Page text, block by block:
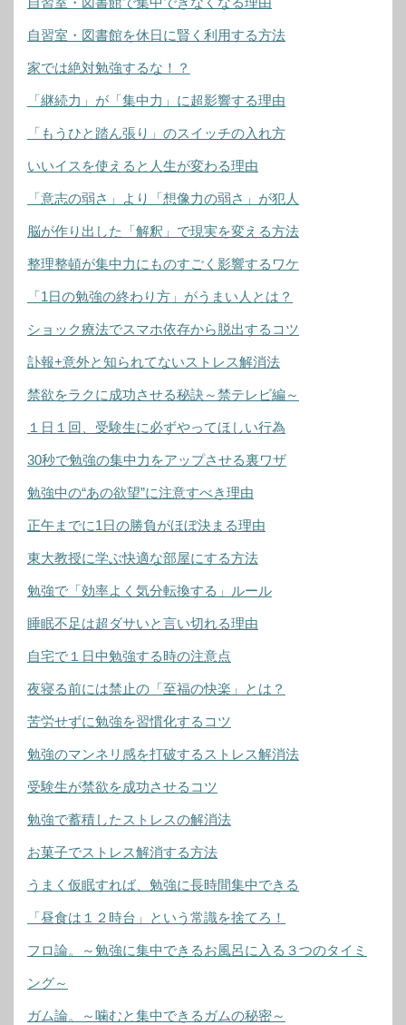
自習室・図書館を休日に賢く利用する方法
家では絶対勉強するな！？
「継続力」が「集中力」に超影響する理由
「もうひと踏ん張り」のスイッチの入れ方
いいイスを使えると人生が変わる理由
「意志の弱さ」より「想像力の弱さ」が犯人
脳が作り出した「解釈」で現実を変える方法
整理整頓が集中力にものすごく影響するワケ
「1日の勉強の終わり方」がうまい人とは？
ショック療法でスマホ依存から脱出するコツ
訃報+意外と知られてないストレス解消法
禁欲をラクに成功させる秘訣～禁テレビ編～
１日１回、受験生に必ずやってほしい行為
30秒で勉強の集中力をアップさせる裏ワザ
勉強中の“あの欲望”に注意すべき理由
正午までに1日の勝負がほぼ決まる理由
東大教授に学ぶ快適な部屋にする方法
勉強で「効率よく気分転換する」ルール
睡眠不足は超ダサいと言い切れる理由
自宅で１日中勉強する時の注意点
夜寝る前には禁止の「至福の快楽」とは？
苦労せずに勉強を習慣化するコツ
勉強のマンネリ感を打破するストレス解消法
受験生が禁欲を成功させるコツ
勉強で蓄積したストレスの解消法
お菓子でストレス解消する方法
うまく仮眠すれば、勉強に長時間集中できる
「昼食は１２時台」という常識を捨てろ！
フロ論。～勉強に集中できるお風呂に入る３つのタイミ
ング～
ガム論。～噛むと集中できるガムの秘密～